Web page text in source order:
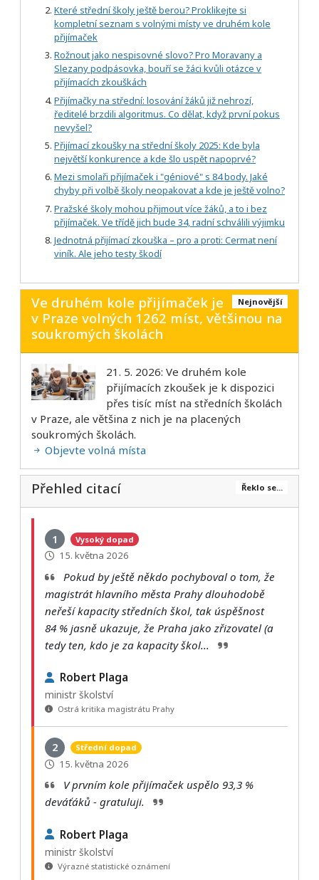
Které střední školy ještě berou? Proklikejte si
kompletní seznam s volnými místy ve druhém kole
přijímaček
Rožnout jako nespisovné slovo? Pro Moravany a
Slezany podpásovka, bouří se žáci kvůli otázce v
přijímacích zkouškách
Přijímačky na střední: losování žáků již nehrozí,
ředitelé brzdili algoritmus. Co dělat, když první pokus
nevyšel?
Přijímací zkoušky na střední školy 2025: Kde byla
největší konkurence a kde šlo uspět napoprvé?
Mezi smolaři přijímaček i "géniové" s 84 body. Jaké
chyby při volbě školy neopakovat a kde je ještě volno?
Pražské školy mohou přijmout více žáků, a to i bez
přijímaček. Ve třídě jich bude 34, radní schválili výjimku
Jednotná přijímací zkouška – pro a proti: Cermat není
viník. Ale jeho testy škodí
Nejnovější
Ve druhém kole přijímaček je
v Praze volných 1262 míst, většinou na
soukromých školách
21. 5. 2026: Ve druhém kole
přijímacích zkoušek je k dispozici
přes tisíc míst na středních školách
v Praze, ale většina z nich je na placených
soukromých školách.
Objevte volná místa
Řeklo se...
Přehled citací
1 Vysoký dopad
15. května 2026
Pokud by ještě někdo pochyboval o tom, že
magistrát hlavního města Prahy dlouhodobě
neřeší kapacity středních škol, tak úspěšnost
84 % jasně ukazuje, že Praha jako zřizovatel (a
tedy ten, kdo je za kapacity škol...
Robert Plaga
ministr školství
Ostrá kritika magistrátu Prahy
2 Střední dopad
15. května 2026
V prvním kole přijímaček uspělo 93,3 %
deváťáků - gratuluji.
Robert Plaga
ministr školství
Výrazné statistické oznámení